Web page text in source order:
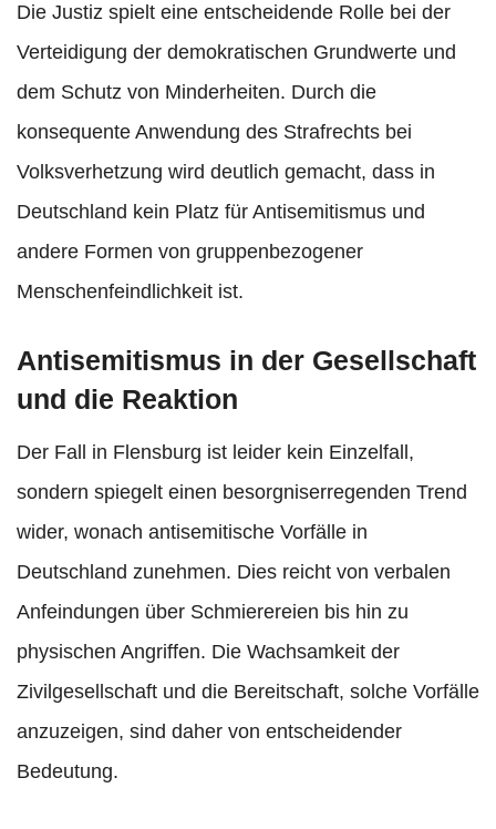
Die Justiz spielt eine entscheidende Rolle bei der
Verteidigung der demokratischen Grundwerte und
dem Schutz von Minderheiten. Durch die
konsequente Anwendung des Strafrechts bei
Volksverhetzung wird deutlich gemacht, dass in
Deutschland kein Platz für Antisemitismus und
andere Formen von gruppenbezogener
Menschenfeindlichkeit ist.
Antisemitismus in der Gesellschaft
und die Reaktion
Der Fall in Flensburg ist leider kein Einzelfall,
sondern spiegelt einen besorgniserregenden Trend
wider, wonach antisemitische Vorfälle in
Deutschland zunehmen. Dies reicht von verbalen
Anfeindungen über Schmierereien bis hin zu
physischen Angriffen. Die Wachsamkeit der
Zivilgesellschaft und die Bereitschaft, solche Vorfälle
anzuzeigen, sind daher von entscheidender
Bedeutung.